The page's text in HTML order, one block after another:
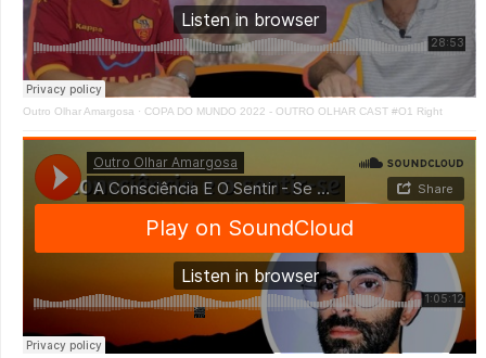
Outro Olhar Amargosa · COPA DO MUNDO 2022 - OUTRO OLHAR CAST #O1 Right